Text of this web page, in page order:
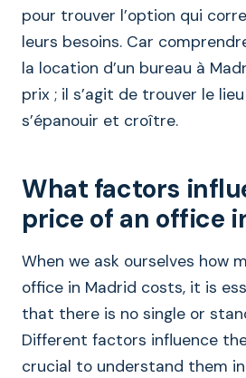
pour trouver l’option qui
leurs besoins. Car
la location d’un bureau à
prix ; il s’agit de trouver le
s’épanouir et croître.
What factors
price of an office
When we ask ourselves how
office in Madrid costs, it is
that there is no single or
Different factors influence
crucial to understand them